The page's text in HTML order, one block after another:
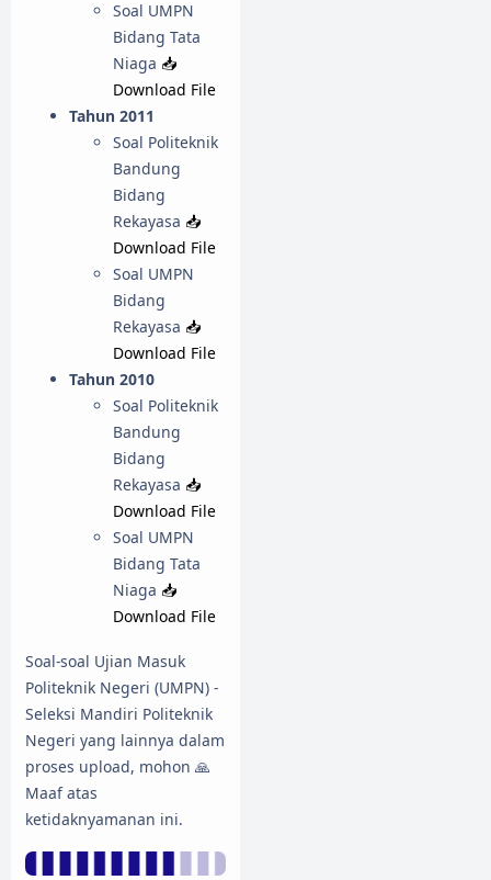
Soal UMPN
Bidang Tata
Niaga 📥
Download File
Tahun 2011
Soal Politeknik
Bandung
Bidang
Rekayasa 📥
Download File
Soal UMPN
Bidang
Rekayasa 📥
Download File
Tahun 2010
Soal Politeknik
Bandung
Bidang
Rekayasa 📥
Download File
Soal UMPN
Bidang Tata
Niaga 📥
Download File
Soal-soal Ujian Masuk
Politeknik Negeri (UMPN) -
Seleksi Mandiri Politeknik
Negeri yang lainnya dalam
proses upload, mohon 🙏
Maaf atas
ketidaknyamanan ini.